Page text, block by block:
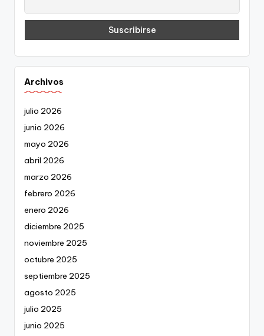
Archivos
julio 2026
junio 2026
mayo 2026
abril 2026
marzo 2026
febrero 2026
enero 2026
diciembre 2025
noviembre 2025
octubre 2025
septiembre 2025
agosto 2025
julio 2025
junio 2025